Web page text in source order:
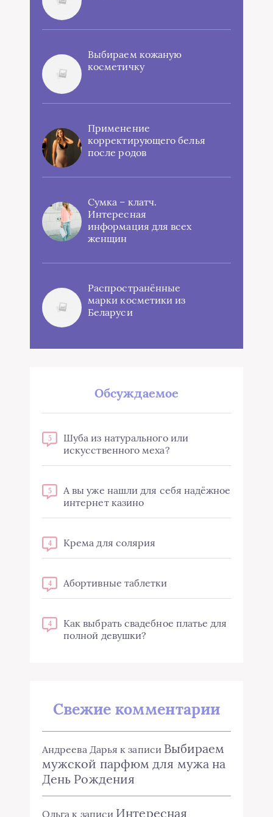
Выбираем кожаную
косметичку
Применение
корректирующего белья
после родов
Сумка – клатч.
Интересная
информация для всех
женщин
Распространённые
марки косметики из
Беларуси
Обсуждаемое
5
Шуба из натурального или
искусственного меха?
5
А вы уже нашли для себя надёжное
интернет казино
4 Крема для солярия
4 Абортивные таблетки
4
Как выбрать свадебное платье для
полной девушки?
Свежие комментарии
Андреева Дарья к записи Выбираем
мужской парфюм для мужа на
День Рождения
Ольга к записи Интересная